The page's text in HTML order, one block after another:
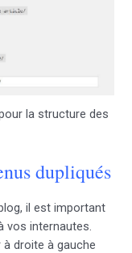
la structure des
dupliqués
il est important
vos internautes.
à droite à gauche